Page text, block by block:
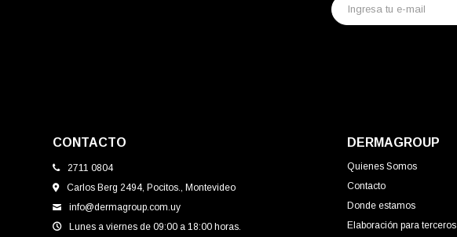
CONTACTO
2711 0804
Carlos Berg 2494, Pocitos., Montevideo
info@dermagroup.com.uy
Lunes a viernes de 09:00 a 18:00 horas.
DERMAGROUP
Quienes Somos
Contacto
Donde estamos
Elaboración para terceros